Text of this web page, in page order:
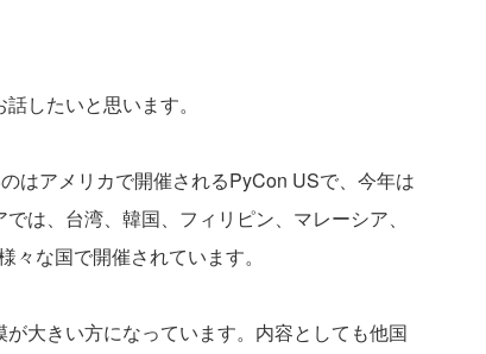
したいと思います。
はアメリカで開催されるPyCon USで、今年は
は、台湾、韓国、フィリピン、マレーシア、
な国で開催されています。
大きい方になっています。内容としても他国